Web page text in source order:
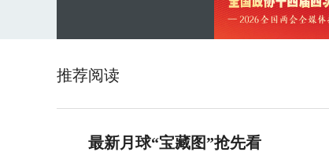
推荐阅读
最新月球“宝藏图”抢先看